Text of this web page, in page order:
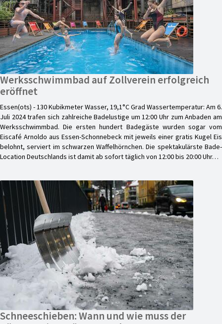
Werksschwimmbad auf Zollverein erfolgreich
eröffnet
Essen(ots) - 130 Kubikmeter Wasser, 19,1°C Grad Wassertemperatur: Am 6.
Juli 2024 trafen sich zahlreiche Badelustige um 12:00 Uhr zum Anbaden am
Werksschwimmbad. Die ersten hundert Badegäste wurden sogar vom
Eiscafé Arnoldo aus Essen-Schonnebeck mit jeweils einer gratis Kugel Eis
belohnt, serviert im schwarzen Waffelhörnchen. Die spektakulärste Bade-
Location Deutschlands ist damit ab sofort täglich von 12:00 bis 20:00 Uhr…
Schneeschieben: Wann und wie muss der